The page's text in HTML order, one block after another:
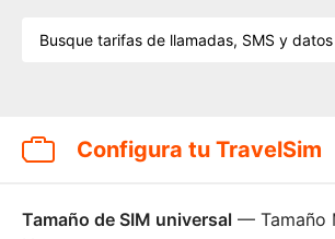
Busque tarifas de llamadas, SMS y
Configura tu TravelSim
Tamaño de SIM universal — Tamaño